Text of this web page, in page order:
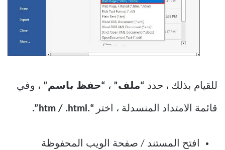
للقيام بذلك ، حدد “ملف” ، “حفظ باسم” ، وفي
قائمة الامتداد المنسدلة ، اختر “.htm / .html”.
افتح المستند / صفحة الويب المحفوظة